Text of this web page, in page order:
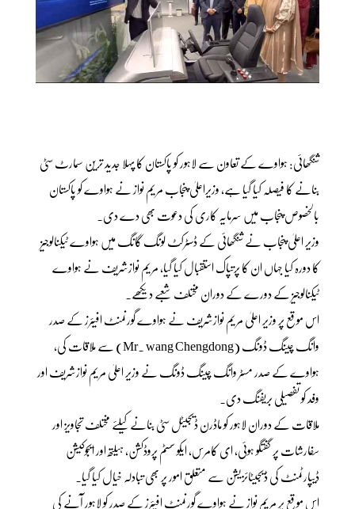
شنگھائی: ہواوے کے تعاون سے لاہور کو پاکستان کا پہلا جدید ترین سمارٹ سٹی
بنانے کا فیصلہ کیا گیا ہے، وزیراعلیٰ پنجاب مریم نواز نے ہواوے کو پاکستان
بالخصوص پنجاب میں سرمایہ کاری کی دعوت بھی دے دی۔
وزیر اعلیٰ پنجاب نے شنگھائی کے ڈسٹرکٹ لونگ گانگ میں ہواوے ٹیکنالوجیز
کا دورہ کیا جہاں ان کا پرتپاک استقبال کیا گیا، مریم نوازشریف نے ہواوے
ٹیکنالوجیز کے دورے کے دوران مختلف شعبے دیکھے۔
اس موقع پر وزیر اعلیٰ مریم نوازشریف نے ہواوے گورنمنٹ افیئرز کے صدر
وانگ چینگ ڈونگ (Mr. wang Chengdong) سے ملاقات کی،
ہواوے کے صدر مسٹر وانگ چینگ ڈونگ نے وزیر اعلیٰ مریم نوازشریف اور
وفد کو تفصیلی بریفنگ دی۔
ملاقات کے دوران لاہور کو ماڈرن ڈیجیٹل سٹی بنانے کیلئے مختلف تجاویز اور
سفارشات پر گفتگو ہوئی، ای کامرس، ایکو سسٹم پروڈکشن، ہیلتھ اور ایجوکیشن
ڈیپارٹمنٹ کی ڈیجیٹائزیشن سے متعلق امور پر بھی تبادلہ خیال کیا گیا۔
اس موقع پر مریم نواز نے ہواوے گورنمنٹ افیئرز کے صدر کو لاہور آنے کی